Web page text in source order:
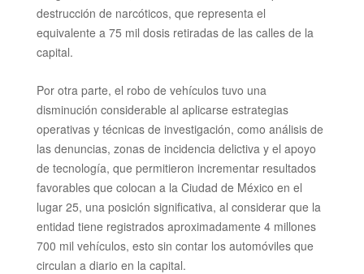
destrucción de narcóticos, que representa el
equivalente a 75 mil dosis retiradas de las calles de la
capital.
Por otra parte, el robo de vehículos tuvo una
disminución considerable al aplicarse estrategias
operativas y técnicas de investigación, como análisis de
las denuncias, zonas de incidencia delictiva y el apoyo
de tecnología, que permitieron incrementar resultados
favorables que colocan a la Ciudad de México en el
lugar 25, una posición significativa, al considerar que la
entidad tiene registrados aproximadamente 4 millones
700 mil vehículos, esto sin contar los automóviles que
circulan a diario en la capital.